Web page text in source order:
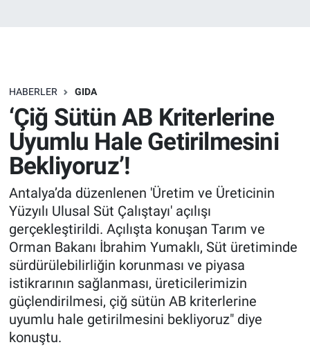
HABERLER GIDA
‘Çiğ Sütün AB Kriterlerine
Uyumlu Hale Getirilmesini
Bekliyoruz’!
Antalya’da düzenlenen 'Üretim ve Üreticinin
Yüzyılı Ulusal Süt Çalıştayı' açılışı
gerçekleştirildi. Açılışta konuşan Tarım ve
Orman Bakanı İbrahim Yumaklı, Süt üretiminde
sürdürülebilirliğin korunması ve piyasa
istikrarının sağlanması, üreticilerimizin
güçlendirilmesi, çiğ sütün AB kriterlerine
uyumlu hale getirilmesini bekliyoruz" diye
konuştu.